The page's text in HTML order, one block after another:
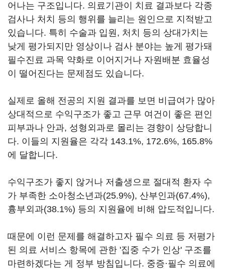
어나는 구조입니다. 의료기관이 치료 결과보다 각종
검사나 처치 등의 행위를 늘리는 원인으로 지적받고
있습니다. 특히 수술과 입원, 처치 등의 상대가치는
낮게 평가되지만 영상이나 검사 분야는 높게 평가돼
필수진료 과목 약화로 이어지거나 자원배분 효율성
이 떨어진다는 문제점도 있습니다.
실제로 올해 전공의 지원 결과를 보면 비급여가 많아
상대적으로 수익구조가 좋고 근무 여건이 좋은 편인
피부과나 안과, 성형외과로 몰리는 경향이 상당합니
다. 이들의 지원율은 각각 143.1%, 172.6%, 165.8%
에 달합니다.
수익구조가 좋지 않거나 저출생으로 절대적 환자 수
가 부족한 소아청소년과(25.9%), 산부인과(67.4%),
흉부외과(38.1%) 등의 지원율에 비해 압도적입니다.
때문에 이런 문제를 해결하고자 필수 의료 등 저평가
된 의료 서비스 항목에 관한 '집중 수가 인상' 구조를
마련하겠다는 게 정부 방침입니다. 중증·필수 의료에